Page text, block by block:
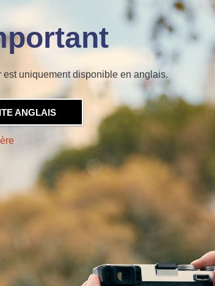
uniquement disponible en anglais.
ANGLAIS